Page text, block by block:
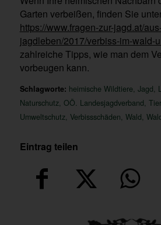
Garten verbeißen, finden Sie
https://www.fragen-zur-jagd.at/
jagdleben/2017/verbiss-im-wald-
zahlreiche Tipps, wie man dem
vorbeugen kann.
Schlagworte: heimische Wildtiere, Jagd,
Naturschutz, OÖ. Landesjagdverband,
Umweltschutz, Verbissschäden, Wald,
Eintrag teilen